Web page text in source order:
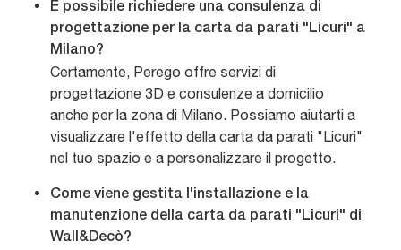
È possibile richiedere una consulenza di
progettazione per la carta da parati "Licuri" a
Milano?
Certamente, Perego offre servizi di
progettazione 3D e consulenze a domicilio
anche per la zona di Milano. Possiamo aiutarti a
visualizzare l'effetto della carta da parati "Licuri"
nel tuo spazio e a personalizzare il progetto.
Come viene gestita l'installazione e la
manutenzione della carta da parati "Licuri" di
Wall&Decò?